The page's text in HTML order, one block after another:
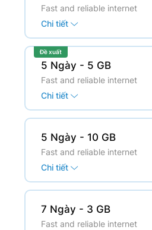
Fast and reliable internet
Chi tiết
Đề xuất
5 Ngày - 5 GB
Fast and reliable internet
Chi tiết
5 Ngày - 10 GB
Fast and reliable internet
Chi tiết
7 Ngày - 3 GB
Fast and reliable internet